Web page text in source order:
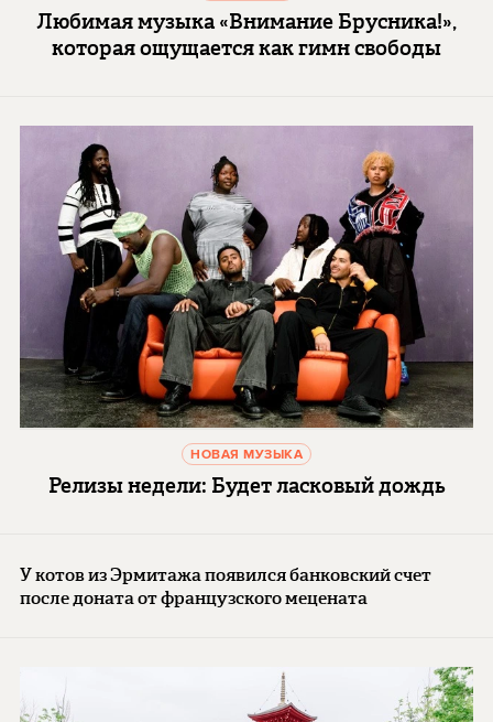
Любимая музыка «Внимание Брусника!»,
которая ощущается как гимн свободы
НОВАЯ МУЗЫКА
Релизы недели: Будет ласковый дождь
У котов из Эрмитажа появился банковский счет
после доната от французского мецената